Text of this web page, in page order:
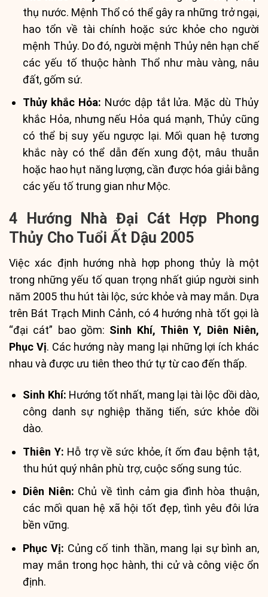
thụ nước. Mệnh Thổ có thể gây ra những trở ngại,
hao tổn về tài chính hoặc sức khỏe cho người
mệnh Thủy. Do đó, người mệnh Thủy nên hạn chế
các yếu tố thuộc hành Thổ như màu vàng, nâu
đất, gốm sứ.
Thủy khắc Hỏa: Nước dập tắt lửa. Mặc dù Thủy
khắc Hỏa, nhưng nếu Hỏa quá mạnh, Thủy cũng
có thể bị suy yếu ngược lại. Mối quan hệ tương
khắc này có thể dẫn đến xung đột, mâu thuẫn
hoặc hao hụt năng lượng, cần được hóa giải bằng
các yếu tố trung gian như Mộc.
4 Hướng Nhà Đại Cát Hợp Phong
Thủy Cho Tuổi Ất Dậu 2005
Việc xác định hướng nhà hợp phong thủy là một
trong những yếu tố quan trọng nhất giúp người sinh
năm 2005 thu hút tài lộc, sức khỏe và may mắn. Dựa
trên Bát Trạch Minh Cảnh, có 4 hướng nhà tốt gọi là
“đại cát” bao gồm: Sinh Khí, Thiên Y, Diên Niên,
Phục Vị. Các hướng này mang lại những lợi ích khác
nhau và được ưu tiên theo thứ tự từ cao đến thấp.
Sinh Khí: Hướng tốt nhất, mang lại tài lộc dồi dào,
công danh sự nghiệp thăng tiến, sức khỏe dồi
dào.
Thiên Y: Hỗ trợ về sức khỏe, ít ốm đau bệnh tật,
thu hút quý nhân phù trợ, cuộc sống sung túc.
Diên Niên: Chủ về tình cảm gia đình hòa thuận,
các mối quan hệ xã hội tốt đẹp, tình yêu đôi lứa
bền vững.
Phục Vị: Củng cố tinh thần, mang lại sự bình an,
may mắn trong học hành, thi cử và công việc ổn
định.